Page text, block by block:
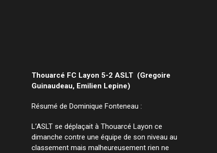
Thouarcé FC Layon 5-2 ASLT (Gregoire
Guinaudeau, Emilien Lepine)
Résumé de Dominique Fonteneau :
L’ASLT se déplaçait à Thouarcé Layon ce
dimanche contre une équipe de son niveau au
classement mais malheureusement rien ne